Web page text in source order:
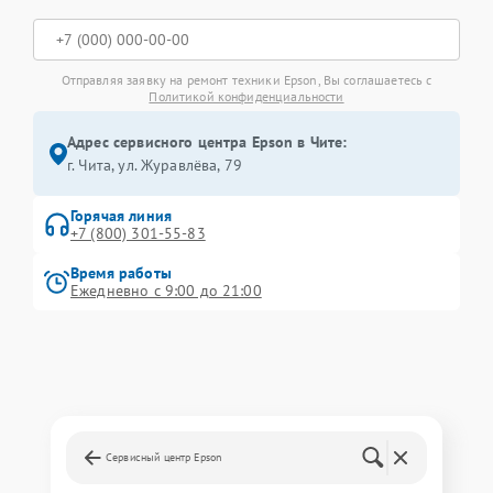
Отправляя заявку на ремонт техники Epson, Вы соглашаетесь с
Политикой конфиденциальности
Адрес сервисного центра Epson в Чите:
г. Чита, ул. Журавлёва, 79
Горячая линия
+7 (800) 301-55-83
Время работы
Ежедневно с 9:00 до 21:00
Сервисный центр Epson